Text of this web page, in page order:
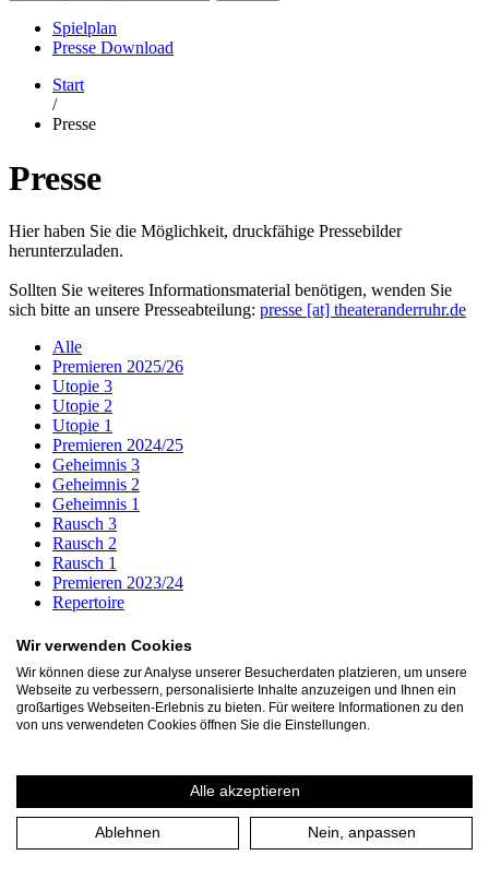
Spielplan
Presse Download
Start
/
Presse
Presse
Hier haben Sie die Möglichkeit, druckfähige Pressebilder
herunterzuladen.
Sollten Sie weiteres Informationsmaterial benötigen, wenden Sie
sich bitte an unsere Presseabteilung: presse [​at​] theateranderruhr.de
Alle
Premieren 2025/26
Utopie 3
Utopie 2
Utopie 1
Premieren 2024/25
Geheimnis 3
Geheimnis 2
Geheimnis 1
Rausch 3
Rausch 2
Rausch 1
Premieren 2023/24
Repertoire
Amphitryon
Antropka (UA)
Bock (UA)
Circus Oresteia (UA)
Das Band. Freundschaft als Lebensform
Das eingebildete Tier
Das Kalkwerk
Der kleine Prinz
Wir verwenden Cookies
Wir können diese zur Analyse unserer Besucherdaten platzieren, um unsere
Webseite zu verbessern, personalisierte Inhalte anzuzeigen und Ihnen ein
großartiges Webseiten-Erlebnis zu bieten. Für weitere Informationen zu den
von uns verwendeten Cookies öffnen Sie die Einstellungen.
Alle akzeptieren
Ablehnen Nein, anpassen